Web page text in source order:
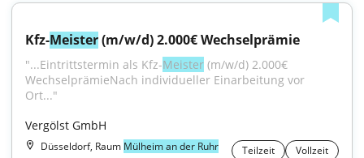
Kfz-Meister (m/w/d) 2.000€ Wechselprämie
"...Eintrittstermin als Kfz-Meister (m/w/d) 2.000€
WechselprämieNach individueller Einarbeitung vor
Ort..."
Vergölst GmbH
Düsseldorf, Raum Mülheim an der Ruhr Teilzeit Vollzeit